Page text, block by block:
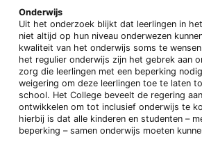
Onderwijs
Uit het onderzoek blijkt dat leerlingen in
niet altijd op hun niveau onderwezen
kwaliteit van het onderwijs soms te
het regulier onderwijs zijn het gebrek aan
zorg die leerlingen met een beperking
weigering om deze leerlingen toe te laten
school. Het College beveelt de regering
ontwikkelen om tot inclusief onderwijs te
hierbij is dat alle kinderen en studenten –
beperking – samen onderwijs moeten